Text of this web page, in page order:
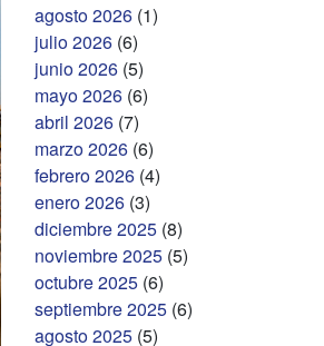
agosto 2026 (1)
julio 2026 (6)
junio 2026 (5)
mayo 2026 (6)
abril 2026 (7)
marzo 2026 (6)
febrero 2026 (4)
enero 2026 (3)
diciembre 2025 (8)
noviembre 2025 (5)
octubre 2025 (6)
septiembre 2025 (6)
agosto 2025 (5)